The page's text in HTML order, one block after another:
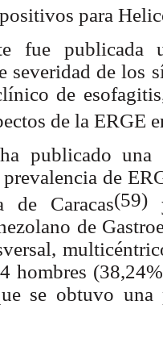
para
fue
severidad de los
de
de la ERGE
publicado una
de
de Caracas(59)
de
hombres
se obtuvo una